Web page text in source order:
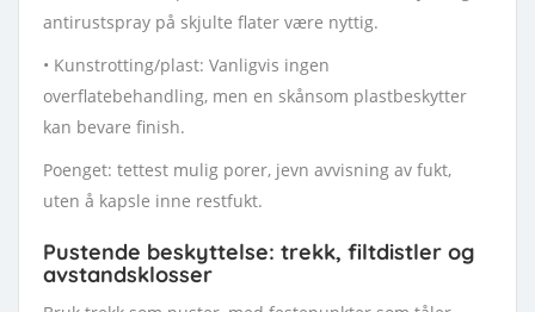
antirustspray på skjulte flater være nyttig.
• Kunstrotting/plast: Vanligvis ingen
overflatebehandling, men en skånsom plastbeskytter
kan bevare finish.
Poenget: tettest mulig porer, jevn avvisning av fukt,
uten å kapsle inne restfukt.
Pustende beskyttelse: trekk, filtdistler og
avstandsklosser